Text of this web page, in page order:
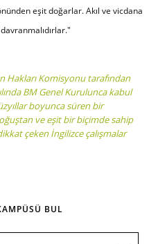
eşit doğarlar. Akıl ve vicdana
Hakları Komisyonu tarafından
BM Genel Kurulunca kabul
boyunca süren bir
ve eşit bir biçimde sahip
çeken İngilizce çalışmalar
BUL